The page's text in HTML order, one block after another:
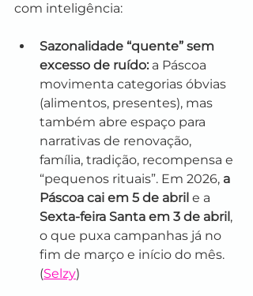
com inteligência:
Sazonalidade “quente” sem
excesso de ruído: a Páscoa
movimenta categorias óbvias
(alimentos, presentes), mas
também abre espaço para
narrativas de renovação,
família, tradição, recompensa e
“pequenos rituais”. Em 2026, a
Páscoa cai em 5 de abril e a
Sexta-feira Santa em 3 de abril ,
o que puxa campanhas já no
fim de março e início do mês.
(Selzy)